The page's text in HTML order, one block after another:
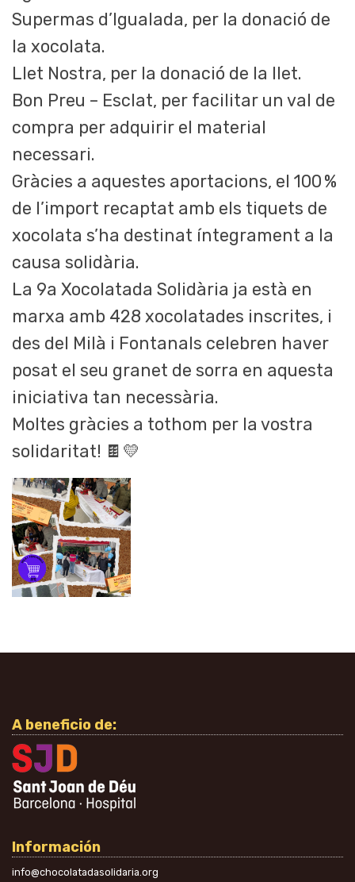
Supermas d’Igualada, per la donació de
la xocolata.
Llet Nostra, per la donació de la llet.
Bon Preu – Esclat, per facilitar un val de
compra per adquirir el material
necessari.
Gràcies a aquestes aportacions, el 100 %
de l’import recaptat amb els tiquets de
xocolata s’ha destinat íntegrament a la
causa solidària.
La 9a Xocolatada Solidària ja està en
marxa amb 428 xocolatades inscrites, i
des del Milà i Fontanals celebren haver
posat el seu granet de sorra en aquesta
iniciativa tan necessària.
Moltes gràcies a tothom per la vostra
solidaritat! 🍫💛
A beneficio de:
Información
info@chocolatadasolidaria.org